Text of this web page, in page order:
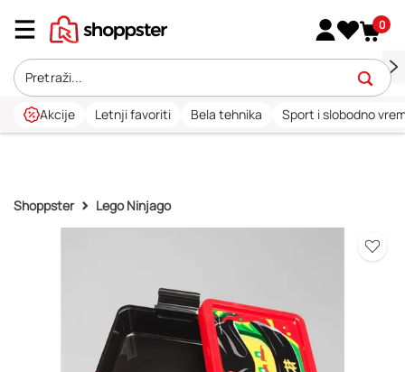
0
Akcije Letnji favoriti Bela tehnika Sport i slobodno
Shoppster Lego Ninjago